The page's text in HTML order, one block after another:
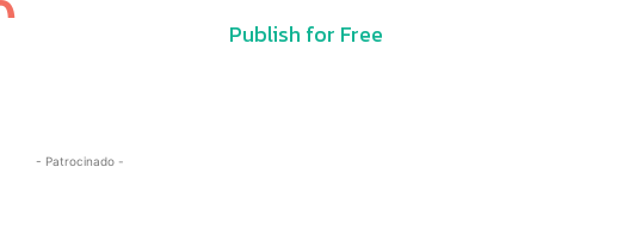
Publish for Free
- Patrocinado -